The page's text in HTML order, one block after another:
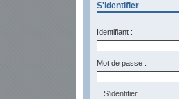
S'identifier
Identifiant :
Mot de passe :